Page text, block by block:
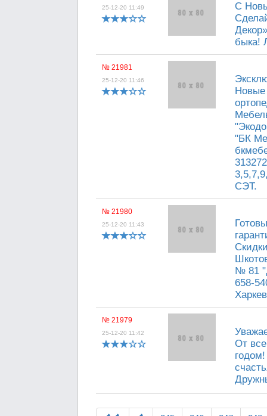
25-12-20 11:49
С
быка!
№ 21981
25-12-20 11:46
Новые
"БК
СЭТ.
№ 21980
25-12-20 11:43
№ 81
658-
№ 21979
25-12-20 11:42
От